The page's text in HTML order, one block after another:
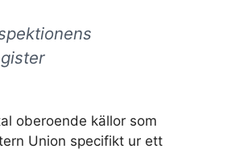
oberoende källor som
Union specifikt ur ett